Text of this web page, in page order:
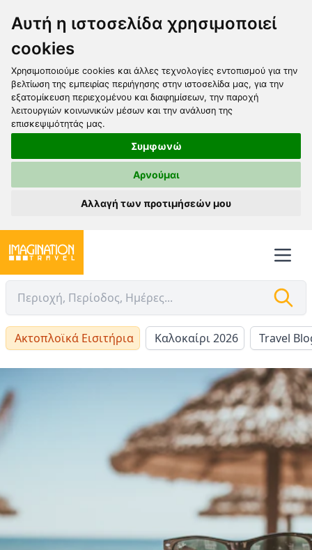
Αυτή η ιστοσελίδα χρησιμοποιεί
cookies
Χρησιμοποιούμε cookies και άλλες τεχνολογίες εντοπισμού για την
βελτίωση της εμπειρίας περιήγησης στην ιστοσελίδα μας, για την
εξατομίκευση περιεχομένου και διαφημίσεων, την παροχή
λειτουργιών κοινωνικών μέσων και την ανάλυση της
επισκεψιμότητάς μας.
Συμφωνώ
Αρνούμαι
Αλλαγή των προτιμήσεών μου
Ακτοπλοϊκά Εισιτήρια Καλοκαίρι 2026 Travel